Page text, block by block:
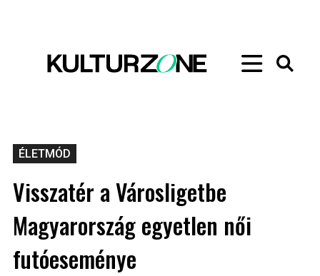
ÉLETMÓD
Visszatér a Városligetbe
Magyarország egyetlen női
futóeseménye